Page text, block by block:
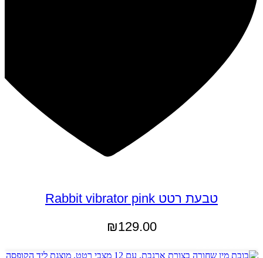
טבעת רטט Rabbit vibrator pink
₪129.00